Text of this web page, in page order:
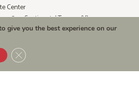
Center
4800 Continental Tower, 2º floor
give you the best experience on our
Close GDPR Cookie Banner